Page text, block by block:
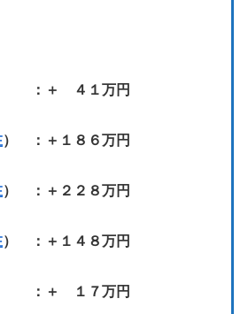
：＋ ４１万円
） ：＋１８６万円
） ：＋２２８万円
） ：＋１４８万円
：＋ １７万円